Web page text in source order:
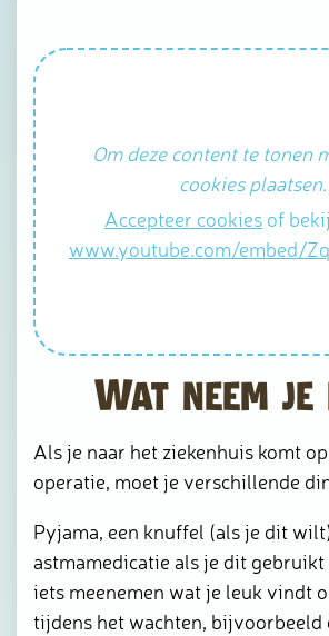
Om deze content te tonen
cookies plaatsen.
Accepteer cookies of
www.youtube.com/embed/
Wat neem je
Als je naar het ziekenhuis komt
operatie, moet je verschillende
Pyjama, een knuffel (als je dit
astmamedicatie als je dit gebruikt
iets meenemen wat je leuk vindt
tijdens het wachten, bijvoorbeeld